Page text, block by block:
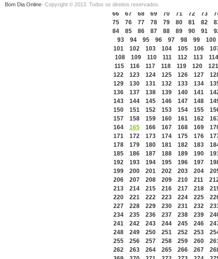
57
58 59 60
66
67 68 69 70 71 72 73
75
76 77 78 79 80 81 82
84
85 86 87 88 89 90 91
93
94 95 96 97 98 99
100
101
102 103 104 105 106
108
109 110 111 112 113
114
115
116 117 118 119 120
121
122
123 124 125 126 127
129
130 131 132 133 134
136
137 138 139 140 141
143
144 145 146 147 148
150
151 152 153 154 155
157
158 159 160 161 162
164
165 166 167 168 169
171
172 173 174 175 176
178
179 180 181 182 183
185
186 187 188 189 190
192
193 194 195 196 197
199
200 201 202 203 204
206
207 208 209 210 211
213
214 215 216 217 218
220
221 222 223 224 225
227
228 229 230 231 232
234
235 236 237 238 239
241
242 243 244 245 246
248
249 250 251 252 253
255
256 257 258 259 260
262
263 264 265 266 267
Bom Dia Online- Copyright © 2013. Todos os direitos reservados.